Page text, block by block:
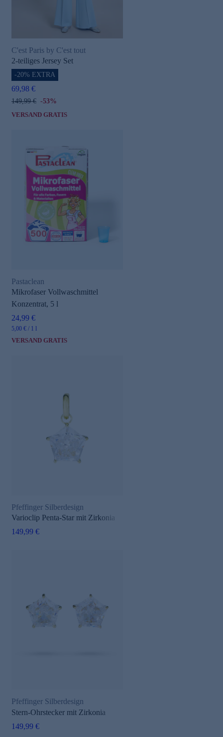
C'est Paris by C'est tout
2-teiliges Jersey Set
-20% EXTRA
69,98 €
149,99 € -53%
VERSAND GRATIS
Pastaclean
Mikrofaser Vollwaschmittel
Konzentrat, 5 l
24,99 €
5,00 € / 1 l
VERSAND GRATIS
Pfeffinger Silberdesign
Varioclip Penta-Star mit Zirkonia
149,99 €
Pfeffinger Silberdesign
Stern-Ohrstecker mit Zirkonia
149,99 €